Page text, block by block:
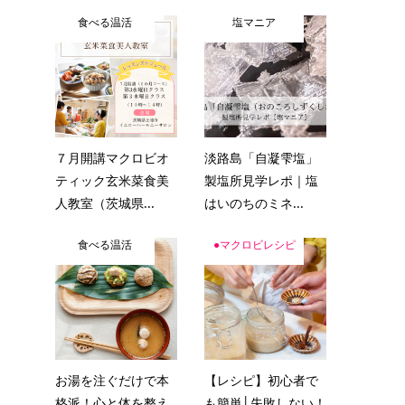
食べる温活
７月開講マクロビオ
ティック玄米菜食美
人教室（茨城県...
塩マニア
淡路島「自凝雫塩」
製塩所見学レポ｜塩
はいのちのミネ...
食べる温活
お湯を注ぐだけで本
●マクロビレシピ
【レシピ】初心者で